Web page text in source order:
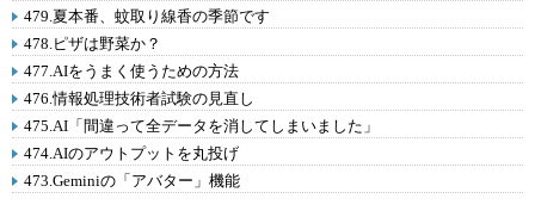
479.夏本番、蚊取り線香の季節です
478.ピザは野菜か？
477.AIをうまく使うための方法
476.情報処理技術者試験の見直し
475.AI「間違って全データを消してしまいました」
474.AIのアウトプットを丸投げ
473.Geminiの「アバター」機能